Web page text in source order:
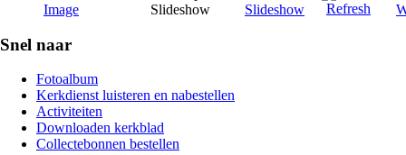
Snel naar
Fotoalbum
Kerkdienst luisteren en nabestellen
Activiteiten
Downloaden kerkblad
Collectebonnen bestellen